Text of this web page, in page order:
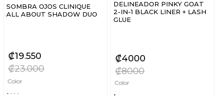
SOMBRA OJOS CLINIQUE
ALL ABOUT SHADOW DUO
₡23000
₡19550
Color
DELINEADOR PINKY GOAT
2-IN-1 BLACK LINER + LASH
GLUE
₡8000
₡4000
Color